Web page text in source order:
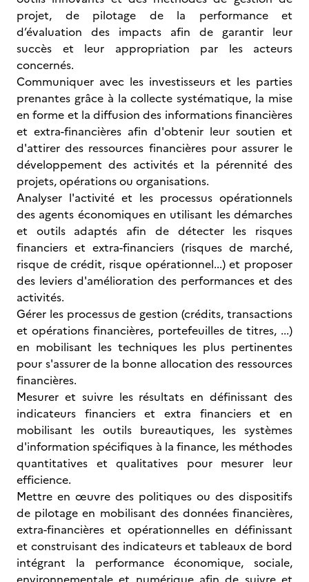
projet, de pilotage de la performance et
d’évaluation des impacts afin de garantir leur
succès et leur appropriation par les acteurs
concernés.
Communiquer avec les investisseurs et les parties
prenantes grâce à la collecte systématique, la mise
en forme et la diffusion des informations financières
et extra-financières afin d'obtenir leur soutien et
d'attirer des ressources financières pour assurer le
développement des activités et la pérennité des
projets, opérations ou organisations.
Analyser l'activité et les processus opérationnels
des agents économiques en utilisant les démarches
et outils adaptés afin de détecter les risques
financiers et extra-financiers (risques de marché,
risque de crédit, risque opérationnel...) et proposer
des leviers d'amélioration des performances et des
activités.
Gérer les processus de gestion (crédits, transactions
et opérations financières, portefeuilles de titres, ...)
en mobilisant les techniques les plus pertinentes
pour s'assurer de la bonne allocation des ressources
financières.
Mesurer et suivre les résultats en définissant des
indicateurs financiers et extra financiers et en
mobilisant les outils bureautiques, les systèmes
d'information spécifiques à la finance, les méthodes
quantitatives et qualitatives pour mesurer leur
efficience.
Mettre en œuvre des politiques ou des dispositifs
de pilotage en mobilisant des données financières,
extra-financières et opérationnelles en définissant
et construisant des indicateurs et tableaux de bord
intégrant la performance économique, sociale,